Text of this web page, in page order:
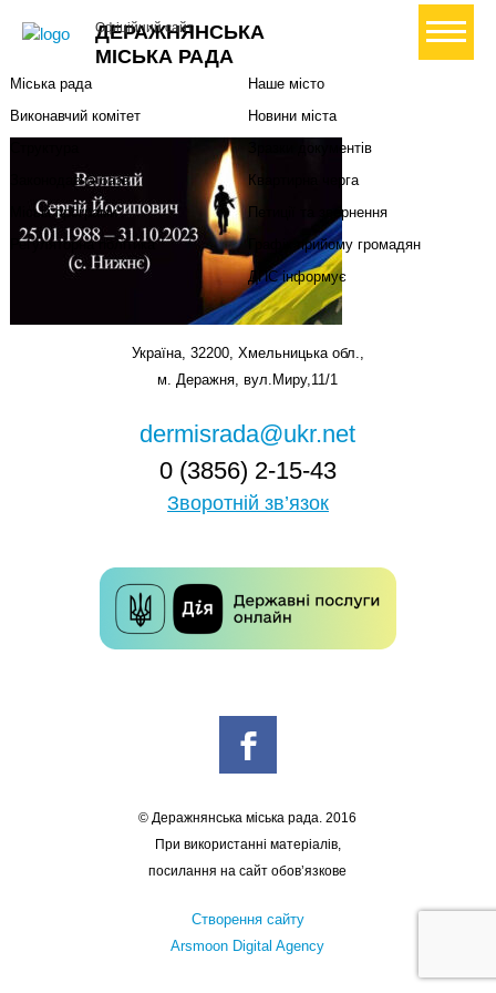
ДЕРАЖНЯНСЬКА
МІСЬКА РАДА
Офіційний сайт+ Створити петицію
Міський голова
Міська рада
Виконавчий комітет
Законодавча база
Міські програми
Регуляторна політика
Наше місто
Новини міста
Зразки документів
Квартирна черга
Петиції та звернення
Графік прийому громадян
ДПС інформує
Україна, 32200, Хмельницька обл.,
м. Деражня, вул.Миру,11/1
dermisrada@ukr.net
0 (3856) 2-15-43
Зворотній зв’язок
© Деражнянська міська рада. 2016
При використанні матеріалів,
посилання на сайт обов’язкове
Створення сайту
Arsmoon Digital Agency